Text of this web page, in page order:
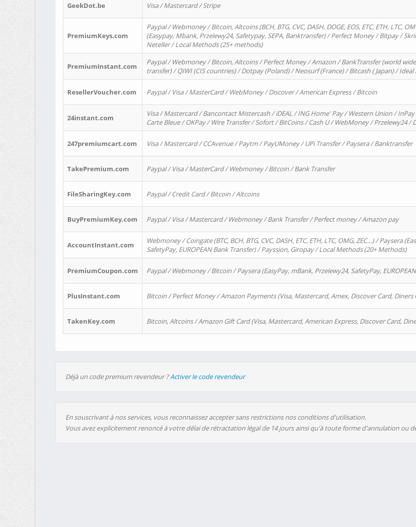
GeekDot.be Visa / Mastercard / Stripe
PremiumKeys.com
Paypal / Webmoney / Bitcoin, Altcoins (BCH, BTG, CVC, DASH, DOGE, EOS, ETC, ETH, LTC,
(Easypay, Mbank, Przelewy24, Safetypay, SEPA, Banktransfer) / Perfect Money / Bitpay /
Neteller / Local Methods (25+ methods)
PremiumInstant.com
Paypal / Webmoney / Bitcoin, Altcoins / Perfect Money / Amazon / BankTransfer (world
transfer) / QIWI (CIS countries) / Dotpay (Poland) / Neosurf (France) / Bitcash ( Japan) /
ResellerVoucher.com Paypal / Visa / MasterCard / WebMoney / Discover / American Express / Bitcoin
24instant.com
Visa / Mastercard / Bancontact Mistercash / iDEAL / ING Home' Pay / Western Union / InPay
Carte Bleue / OKPay / Wire Transfer / Sofort / BitCoins / Cash U / WebMoney / Przelewy24 /
247premiumcart.com Visa / Mastercard / CCAvenue / Paytm / PayUMoney / UPi Transfer / Paysera / Banktransfer
TakePremium.com Paypal / Visa / MasterCard / Webmoney / Bitcoin / Bank Transfer
FileSharingKey.com Paypal / Credit Card / Bitcoin / Altcoins
BuyPremiumKey.com Paypal / Visa / Mastercard / Webmoney / Bank Transfer / Perfect money / Amazon pay
AccountInstant.com
Webmoney / Coingate (BTC, BCH, BTG, CVC, DASH, ETC, ETH, LTC, OMG, ZEC…) / Paysera
SafetyPay, EUROPEAN Bank Transfer) / Payssion, Giropay / Local Methods (20+ Methods)
PremiumCoupon.com Paypal / Webmoney / Bitcoin / Paysera (EasyPay, mBank, Przelewy24, SafetyPay,
PlusInstant.com Bitcoin / Perfect Money / Amazon Payments (Visa, Mastercard, Amex, Discover Card, Diners
TakenKey.com Bitcoin, Altcoins / Amazon Gift Card (Visa, Mastercard, American Express, Discover Card,
Déjà un code premium revendeur ?Activer le code revendeur
En souscrivant à nos services, vous reconnaissez accepter sans restrictions nos conditions d'utilisation.
Vous avez explicitement renoncé à votre délai de rétractation légal de 14 jours ainsi qu'à toute forme d'annulation ou